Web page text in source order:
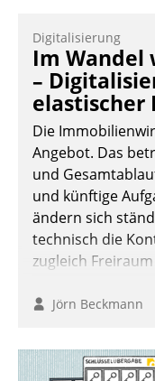
Digitalisierung
Im Wandel
–
elastischer
Die
Angebot. Das
und
und künftige
ändern sich
technisch die
zugleich
Jörn Beckmann